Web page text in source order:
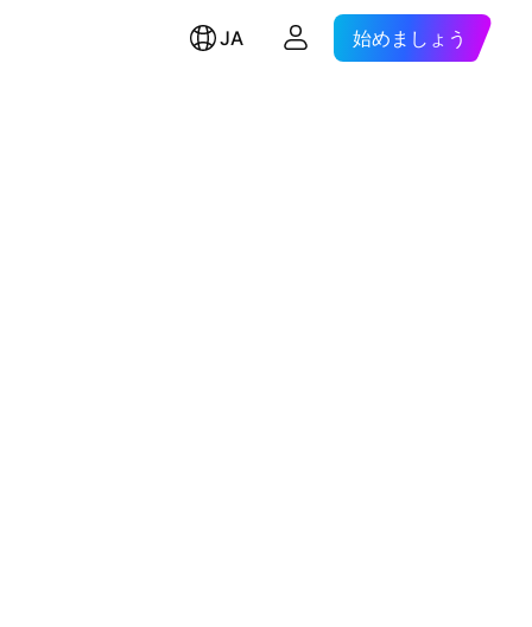
JA 始めましょう